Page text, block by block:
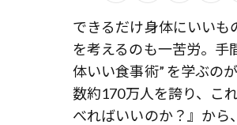
できるだけ身体にいいも
を考えるのも一苦労。手
体いい食事術” を学ぶの
数約170万人を誇り、こ
べればいいのか？』から